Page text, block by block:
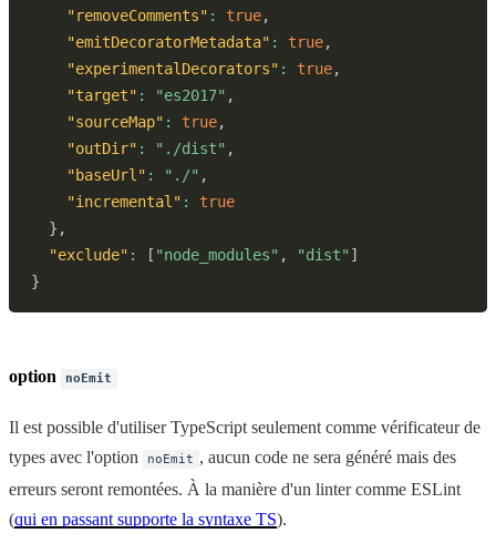
"removeComments" : true,
"emitDecoratorMetadata" : true,
"experimentalDecorators" : true,
"target" : "es2017" ,
"sourceMap" : true,
"outDir" : "./dist" ,
"baseUrl" : "./" ,
"incremental" :
true
} ,
"exclude" : [ "node_modules" , "dist" ]
}
option noEmit
Il est possible d'utiliser TypeScript seulement comme vérificateur de
types avec l'option
noEmit , aucun code ne sera généré mais des
erreurs seront remontées. À la manière d'un linter comme ESLint
(qui en passant supporte la syntaxe TS).